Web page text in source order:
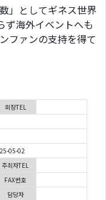
」としてギネス世界
ず海外イベントへも
ファンの支持を得て
회장TEL
05-02
주최자TEL
FAX번호
담당자